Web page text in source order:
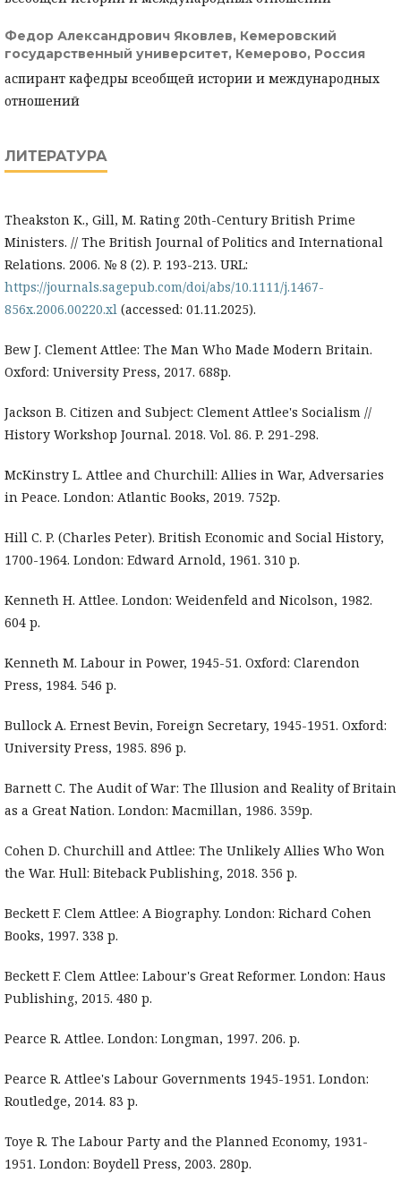
Федор Александрович Яковлев, Кемеровский
государственный университет, Кемерово, Россия
аспирант кафедры всеобщей истории и международных
отношений
ЛИТЕРАТУРА
Theakston K., Gill, M. Rating 20th-Century British Prime
Ministers. // The British Journal of Politics and International
Relations. 2006. № 8 (2). P. 193-213. URL:
https://journals.sagepub.com/doi/abs/10.1111/j.1467-
856x.2006.00220.xl (accessed: 01.11.2025).
Bew J. Clement Attlee: The Man Who Made Modern Britain.
Oxford: University Press, 2017. 688p.
Jackson B. Citizen and Subject: Clement Attlee's Socialism //
History Workshop Journal. 2018. Vol. 86. P. 291-298.
McKinstry L. Attlee and Churchill: Allies in War, Adversaries
in Peace. London: Atlantic Books, 2019. 752p.
Hill C. P. (Charles Peter). British Economic and Social History,
1700-1964. London: Edward Arnold, 1961. 310 p.
Kenneth H. Attlee. London: Weidenfeld and Nicolson, 1982.
604 p.
Kenneth M. Labour in Power, 1945-51. Oxford: Clarendon
Press, 1984. 546 p.
Bullock A. Ernest Bevin, Foreign Secretary, 1945-1951. Oxford:
University Press, 1985. 896 p.
Barnett C. The Audit of War: The Illusion and Reality of Britain
as a Great Nation. London: Macmillan, 1986. 359p.
Cohen D. Churchill and Attlee: The Unlikely Allies Who Won
the War. Hull: Biteback Publishing, 2018. 356 p.
Beckett F. Clem Attlee: A Biography. London: Richard Cohen
Books, 1997. 338 p.
Beckett F. Clem Attlee: Labour's Great Reformer. London: Haus
Publishing, 2015. 480 p.
Pearce R. Attlee. London: Longman, 1997. 206. p.
Pearce R. Attlee's Labour Governments 1945-1951. London:
Routledge, 2014. 83 p.
Toye R. The Labour Party and the Planned Economy, 1931-
1951. London: Boydell Press, 2003. 280p.